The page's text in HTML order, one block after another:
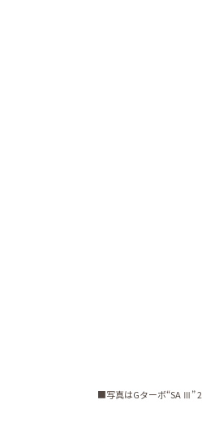
■写真はGターボ“SA Ⅲ”